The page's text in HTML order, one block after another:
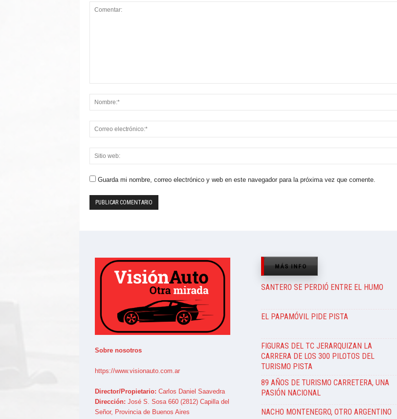
Guarda mi nombre, correo electrónico y web en este navegador para la próxima vez que comente.
Sobre nosotros
https://www.visionauto.com.ar
Director/Propietario: Carlos Daniel Saavedra
Dirección: José S. Sosa 660 (2812) Capilla del
Señor, Provincia de Buenos Aires
MÁS INFO
SANTERO SE PERDIÓ ENTRE EL HUMO
EL PAPAMÓVIL PIDE PISTA
FIGURAS DEL TC JERARQUIZAN LA
CARRERA DE LOS 300 PILOTOS DEL
TURISMO PISTA
89 AÑOS DE TURISMO CARRETERA, UNA
PASIÓN NACIONAL
NACHO MONTENEGRO, OTRO ARGENTINO